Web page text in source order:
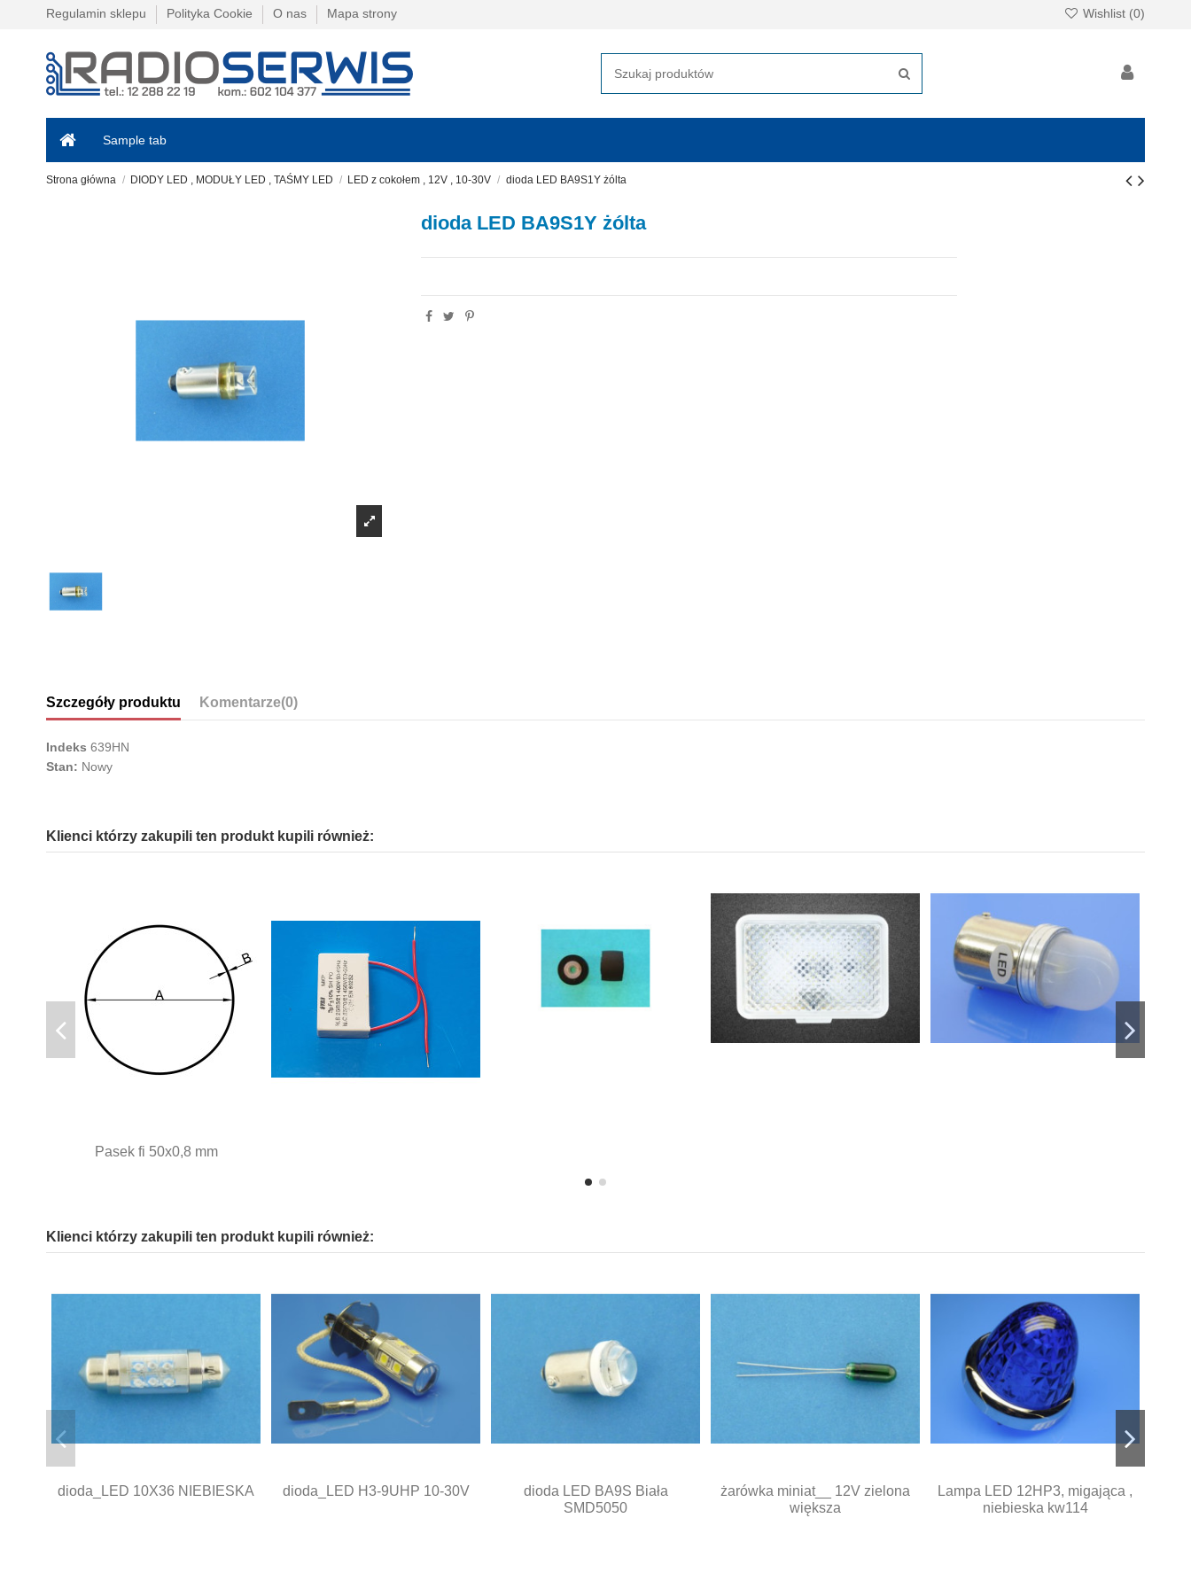
Regulamin sklepu Polityka Cookie O nas Mapa strony Wishlist (0)
Sample tab
Strona główna DIODY LED , MODUŁY LED , TAŚMY LED LED z cokołem , 12V , 10-30V dioda LED BA9S1Y żólta
dioda LED BA9S1Y żólta
Szczegóły produktu Komentarze(0)
Indeks 639HN
Stan: Nowy
Klienci którzy zakupili ten produkt kupili również:
Pasek fi 50x0,8 mm
Klienci którzy zakupili ten produkt kupili również:
dioda_LED 10X36 NIEBIESKA dioda_LED H3-9UHP 10-30V
dioda LED BA9S Biała
SMD5050
żarówka miniat__ 12V zielona
większa
Lampa LED 12HP3, migająca ,
niebieska kw114